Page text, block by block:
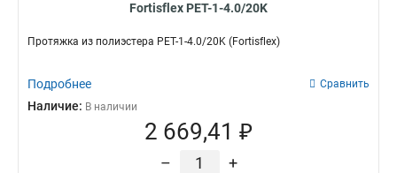
Fortisflex PET-1-4.0/20K
Протяжка из полиэстера PET-1-4.0/20K (Fortisflex)
Подробнее Сравнить
Наличие: В наличии
2 669,41 ₽
– +